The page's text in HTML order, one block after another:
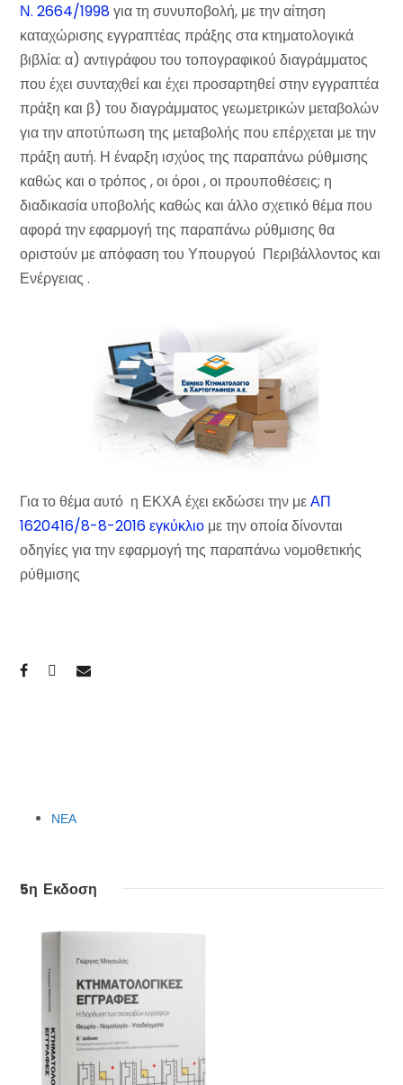
Ν. 2664/1998για τη συνυποβολή, με την αίτηση
καταχώρισης εγγραπτέας πράξης στα κτηματολογικά
βιβλία: α) αντιγράφου του τοπογραφικού διαγράμματος
που έχει συνταχθεί και έχει προσαρτηθεί στην εγγραπτέα
πράξη και β) του διαγράμματος γεωμετρικών μεταβολών
για την αποτύπωση της μεταβολής που επέρχεται με την
πράξη αυτή. Η έναρξη ισχύος της παραπάνω ρύθμισης
καθώς και ο τρόπος , οι όροι , οι προυποθέσεις; η
διαδικασία υποβολής καθώς και άλλο σχετικό θέμα που
αφορά την εφαρμογή της παραπάνω ρύθμισης θα
οριστούν με απόφαση του Υπουργού Περιβάλλοντος και
Ενέργειας .
Για το θέμα αυτό η ΕΚΧΑ έχει εκδώσει την μεΑΠ
1620416/8-8-2016 εγκύκλιο με την οποία δίνονται
οδηγίες για την εφαρμογή της παραπάνω νομοθετικής
ρύθμισης
ΝΕΑ
5η Εκδοση